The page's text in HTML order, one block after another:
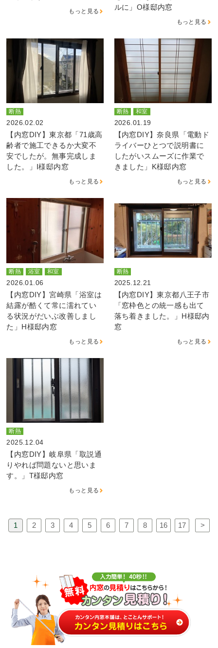
もっと見る
ルに」O様邸内窓
もっと見る
断熱
2026.02.02
【内窓DIY】東京都「71歳高
齢者で施工できるか大変不
安でしたが。無事完成しま
した。」I様邸内窓
もっと見る
断熱 和室
2026.01.19
【内窓DIY】奈良県「電動ド
ライバーひとつで説明書に
したがいスムーズに作業で
きました」K様邸内窓
もっと見る
断熱 浴室 和室
2026.01.06
【内窓DIY】宮崎県「浴室は
結露が酷くて常に濡れてい
る状況がだいぶ改善しまし
た」H様邸内窓
もっと見る
断熱
2025.12.21
【内窓DIY】東京都八王子市
「窓枠色との統一感も出て
落ち着きました。」H様邸内
窓
もっと見る
断熱
2025.12.04
【内窓DIY】岐阜県「取説通
りやれば問題ないと思いま
す。」T様邸内窓
もっと見る
1 2 3 4 5 6 7 8 16 17 >